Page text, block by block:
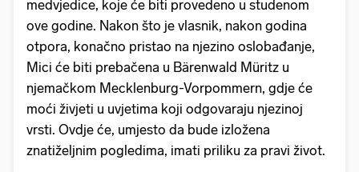
medvjedice, koje će biti provedeno u studenom
ove godine. Nakon što je vlasnik, nakon godina
otpora, konačno pristao na njezino oslobađanje,
Mici će biti prebačena u Bärenwald Müritz u
njemačkom Mecklenburg-Vorpommern, gdje će
moći živjeti u uvjetima koji odgovaraju njezinoj
vrsti. Ovdje će, umjesto da bude izložena
znatiželjnim pogledima, imati priliku za pravi život.